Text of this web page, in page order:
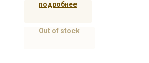
подробнее
Out of stock